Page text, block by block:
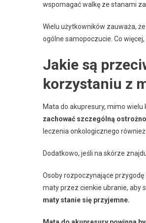
wspomagać walkę ze stanami
Wielu użytkowników zauważa,
ogólne samopoczucie. Co
Jakie są
korzystaniu z
Mata do akupresury, mimo wielu
zachować szczególną
leczenia onkologicznego
Dodatkowo, jeśli na skórze
Osoby rozpoczynające
maty przez cienkie ubranie, aby
maty stanie się przyjemne.